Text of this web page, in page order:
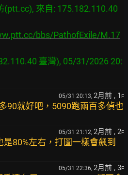
(ptt.cc), 來自: 175.182.110.40
bbs/PathofExile/M.17
臺灣), 05/31/2026 20:
05/31 20:13, 2月前 , 1 F
90就好吧，5090跑兩百多偵也
05/31 21:12, 2月前 , 2F
80%左右，打圖一樣會飆到
05/31 22:36, 2月前 , 3F